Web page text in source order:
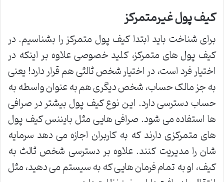
کیف پول غیرمتمرکز
برای شناخت باید ابتدا کیف پول متمرکز را بشناسیم. در
کیف پول های متمرکز، کلید خصوصی علاوه بر اینکه در
اختیار فرد است، در اختیار شخص ثالثی هم قرار دارد! یعنی
به جز مالک حساب، شخص دیگری هم به عنوان واسطه به
حساب دسترسی دارد. این نوع کیف پول بیشتر در صرافی
ها استفاده می شود. صرافی هایی مثل بایننس کیف پول
های متمرکزی دارند که به کاربران اجازه می دهد سرمایه
شان را مدیریت کنند. علاوه بر دسترسی شخص ثالث به
کیف، او به تمام فرمان هایی که به سیستم می دهید، مثل